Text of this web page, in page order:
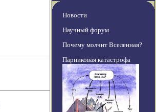
Новости
Научный форум
Почему молчит Вселенная?
Парниковая катастрофа